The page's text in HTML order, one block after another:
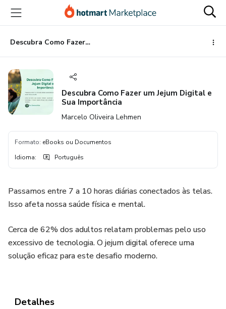
para
conteúdo
principal
para
pagamento
para
rodapé
Descubra Como Fazer um Jejum Digital e Sua Importância
Descubra Como Fazer um Jejum Digital e
Sua Importância
Marcelo Oliveira Lehmen
Formato: eBooks ou Documentos
Idioma: Português
Passamos entre 7 a 10 horas diárias conectados às telas.
Isso afeta nossa saúde física e mental.
Cerca de 62% dos adultos relatam problemas pelo uso
excessivo de tecnologia. O jejum digital oferece uma
solução eficaz para este desafio moderno.
Detalhes